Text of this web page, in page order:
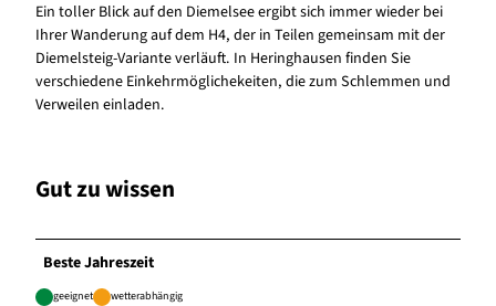
Ein toller Blick auf den Diemelsee ergibt sich immer wieder bei
Ihrer Wanderung auf dem H4, der in Teilen gemeinsam mit der
Diemelsteig-Variante verläuft. In Heringhausen finden Sie
verschiedene Einkehrmöglichekeiten, die zum Schlemmen und
Verweilen einladen.
Gut zu wissen
Beste Jahreszeit
geeignet wetterabhängig